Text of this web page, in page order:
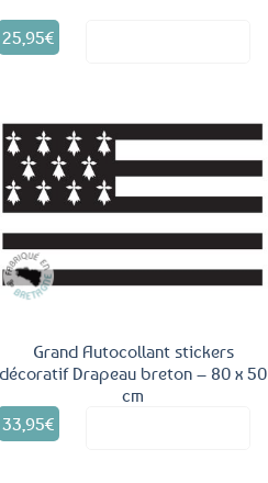
25,95€
Ce
Les
options
peuvent
être
choisies
sur
page
aux
favoris
Grand Autocollant stickers
décoratif Drapeau breton – 80 x 50
cm
33,95€
Ce